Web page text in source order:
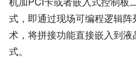
式，即通过现场可编程逻辑
术，将拼接功能直接嵌入到
式。